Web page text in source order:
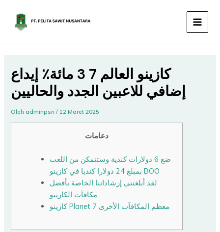
konten
MAIN
كازينو العالم 7 3 مائة٪ إيداع
إضافي للاعبين الجدد والحاليين
Olehadminpsn/ 12 Maret 2025
دعامات
ضع 6 دولارات كندية وستتمكن من اللعب
بمبلغ 24 دولارا كنديا في كازينو BOO
لقد أبلغتني إرشاداتنا الخاصة بأفضل
مكافآت الكازينو
كازينو Planet 7 معظم المكافآت الأخرى